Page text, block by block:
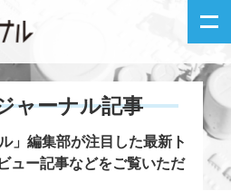
新着情報
ャーナル記事
」編集部が注目した最新ト
ュー記事などをご覧いただ